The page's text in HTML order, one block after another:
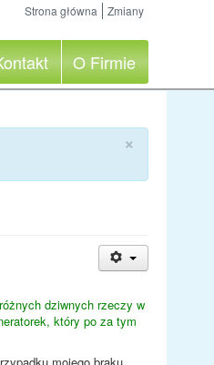
Strona główna Zmiany
O Firmie
×
dziwnych rzeczy w
który po za tym